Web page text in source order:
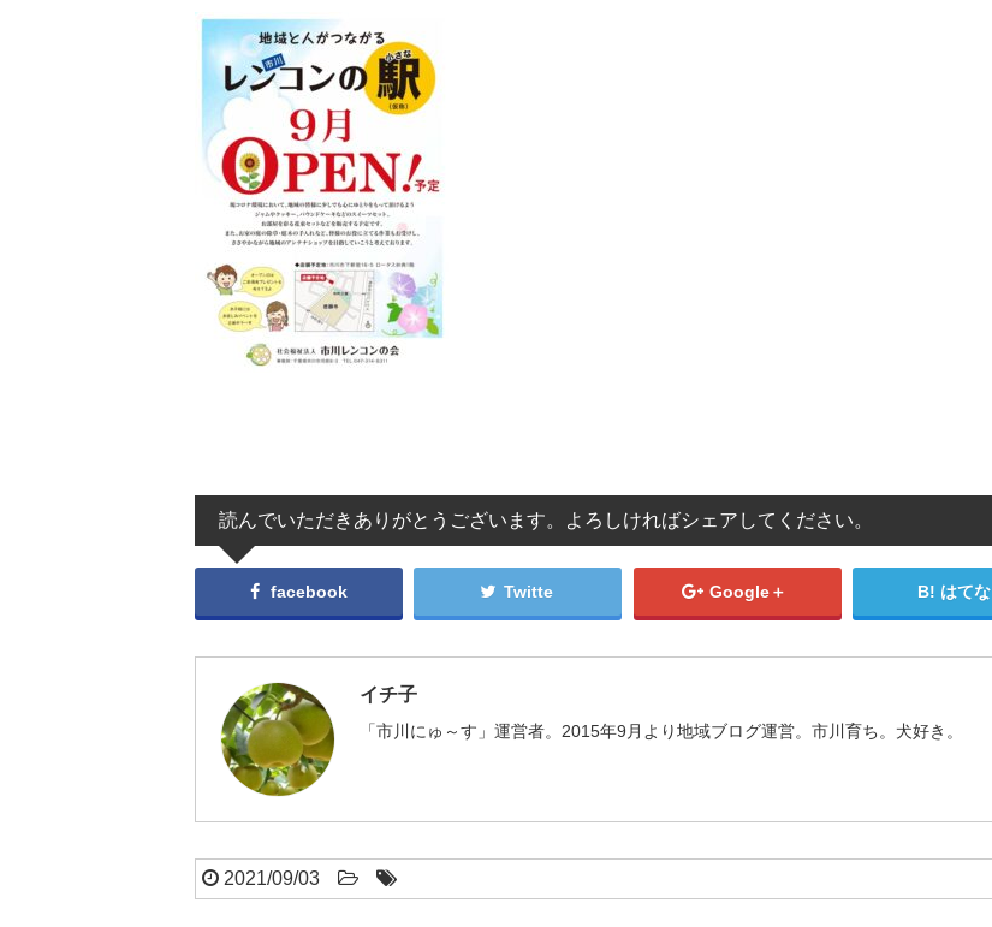
読んでいただきありがとうございます。よろしければシェアしてください。
facebook Twitte Google＋ はてな
イチ子
「市川にゅ～す」運営者。2015年9月より地域ブログ運営。市川育ち。犬好き。
2021/09/03